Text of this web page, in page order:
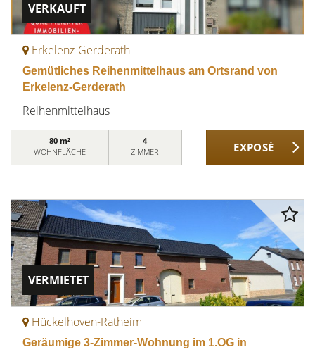
VERKAUFT
Erkelenz-Gerderath
Gemütliches Reihenmittelhaus am Ortsrand von
Erkelenz-Gerderath
Reihenmittelhaus
80 m²
WOHNFLÄCHE
4
ZIMMER
VERMIETET
Hückelhoven-Ratheim
Geräumige 3-Zimmer-Wohnung im 1.OG in